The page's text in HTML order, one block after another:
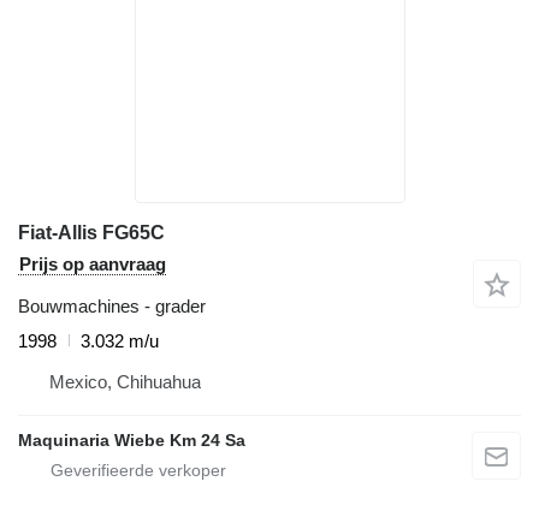
Fiat-Allis FG65C
Prijs op aanvraag
Bouwmachines - grader
1998
3.032 m/u
Mexico, Chihuahua
Maquinaria Wiebe Km 24 Sa